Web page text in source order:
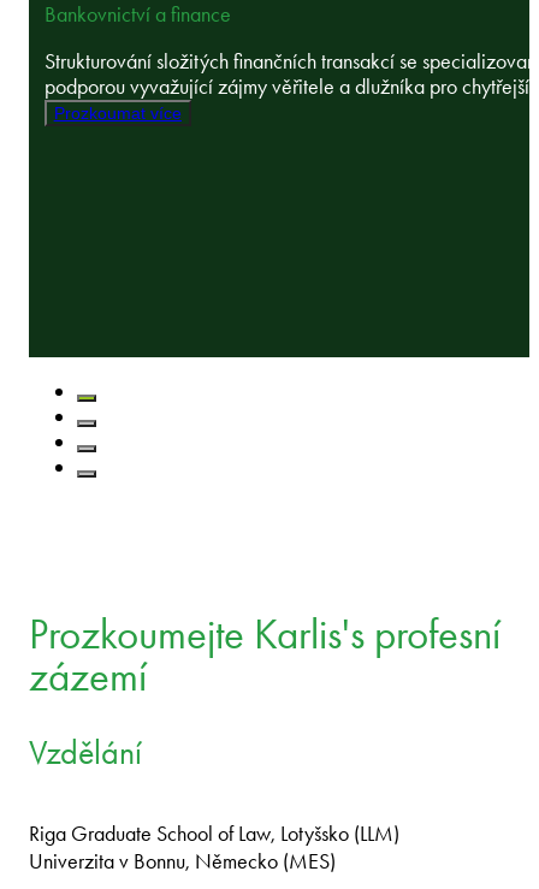
Bankovnictví a finance
Strukturování složitých finančních transakcí se
podporou vyvažující zájmy věřitele a dlužníka pro chytřejší
Prozkoumat více
Prozkoumejte Karlis's profesní
zázemí
Vzdělání
Riga Graduate School of Law, Lotyšsko (LLM)
Univerzita v Bonnu, Německo (MES)